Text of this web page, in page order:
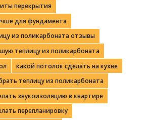
перекрытия
для фундамента
из поликарбоната отзывы
теплицу из поликарбоната
какой потолок сделать на кухне
теплицу из поликарбоната
звукоизоляцию в квартире
перепланировку